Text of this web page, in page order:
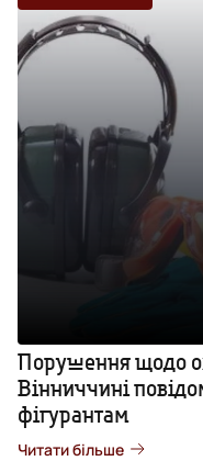
Порушення щодо
Вінниччині
фігурантам
Читати більше